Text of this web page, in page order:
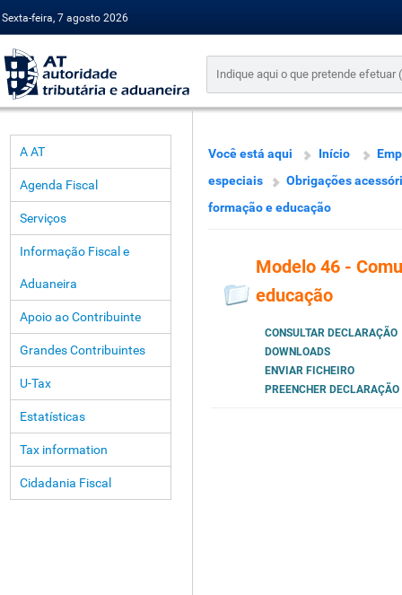
Sexta-feira, 7 agosto 2026
A AT
Agenda Fiscal
Serviços
Informação Fiscal e
Aduaneira
Apoio ao Contribuinte
Grandes Contribuintes
U-Tax
Estatísticas
Tax information
Cidadania Fiscal
Você está aqui Início
especiais
Obrigações
formação e educação
Modelo 46 -
educação
CONSULTAR DECLARAÇÃO
DOWNLOADS
ENVIAR FICHEIRO
PREENCHER DECLARAÇÃO